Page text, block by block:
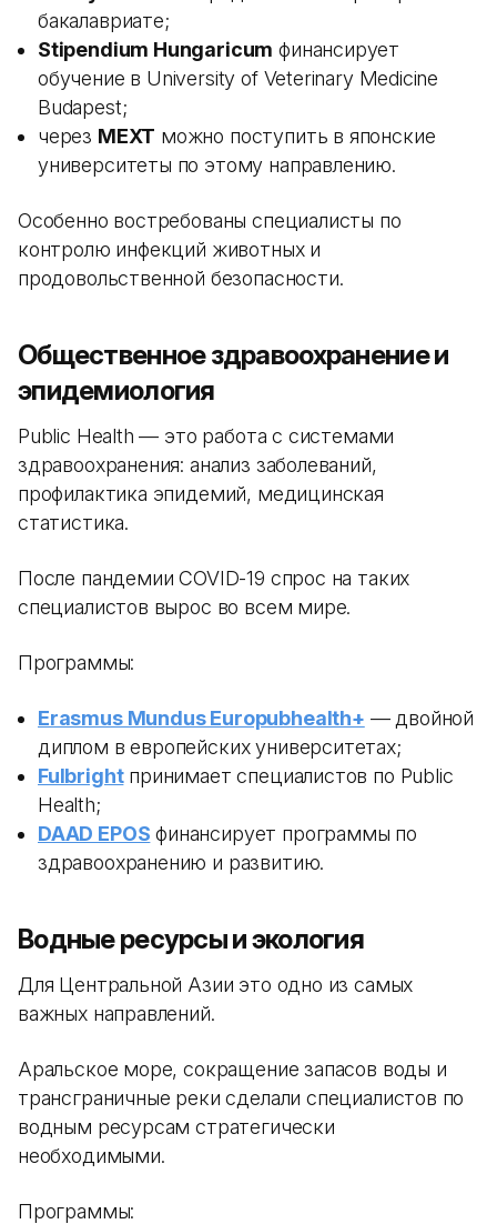
бакалавриате;
Stipendium Hungaricum финансирует
обучение в University of Veterinary Medicine
Budapest;
через MEXT можно поступить в японские
университеты по этому направлению.
Особенно востребованы специалисты по
контролю инфекций животных и
продовольственной безопасности.
Общественное здравоохранение и
эпидемиология
Public Health — это работа с системами
здравоохранения: анализ заболеваний,
профилактика эпидемий, медицинская
статистика.
После пандемии COVID-19 спрос на таких
специалистов вырос во всем мире.
Программы:
Erasmus Mundus Europubhealth+ — двойной
диплом в европейских университетах;
Fulbrightпринимает специалистов по Public
Health;
DAAD EPOS финансирует программы по
здравоохранению и развитию.
Водные ресурсы и экология
Для Центральной Азии это одно из самых
важных направлений.
Аральское море, сокращение запасов воды и
трансграничные реки сделали специалистов по
водным ресурсам стратегически
необходимыми.
Программы: